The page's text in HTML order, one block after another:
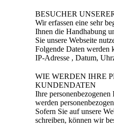
BESUCHER
Wir erfassen eine sehr
Ihnen die Handhabung
Sie unsere Webseite
Folgende Daten werden
IP-Adresse , Datum,
WIE WERDEN IHRE
KUNDENDATEN
Ihre
werden
Sofern Sie auf unsere
schreiben, können wir